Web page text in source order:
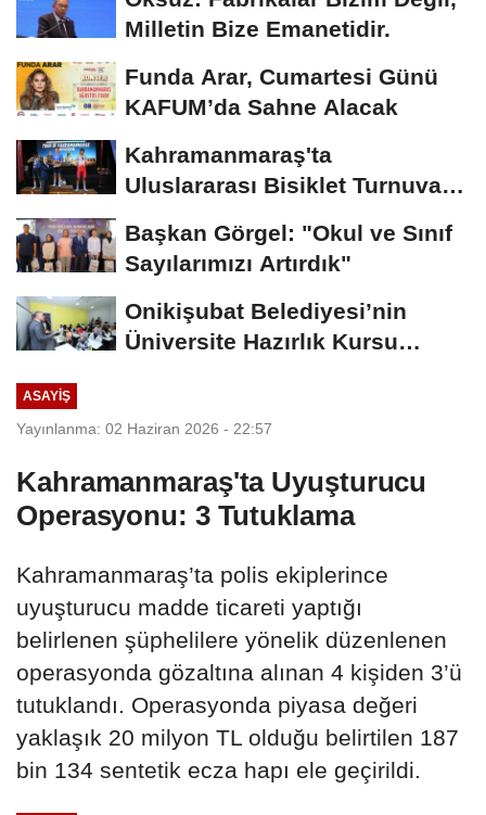
Milletin Bize Emanetidir.
Funda Arar, Cumartesi Günü
KAFUM’da Sahne Alacak
Kahramanmaraş'ta
Uluslararası Bisiklet Turnuvası
Başkan Görgel: "Okul ve Sınıf
Sayılarımızı Artırdık"
Onikişubat Belediyesi’nin
Üniversite Hazırlık Kursu
ASAYİŞ
Yayınlanma: 02 Haziran 2026 - 22:57
Kahramanmaraş'ta Uyuşturucu
Operasyonu: 3 Tutuklama
Kahramanmaraş’ta polis ekiplerince
uyuşturucu madde ticareti yaptığı
belirlenen şüphelilere yönelik düzenlenen
operasyonda gözaltına alınan 4 kişiden 3’ü
tutuklandı. Operasyonda piyasa değeri
yaklaşık 20 milyon TL olduğu belirtilen 187
bin 134 sentetik ecza hapı ele geçirildi.